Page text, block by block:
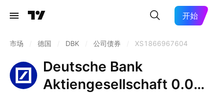
开始
市场 德国 DBK 公司债券 XS1866967604
Deutsche Bank
Aktiengesellschaft 0.0%